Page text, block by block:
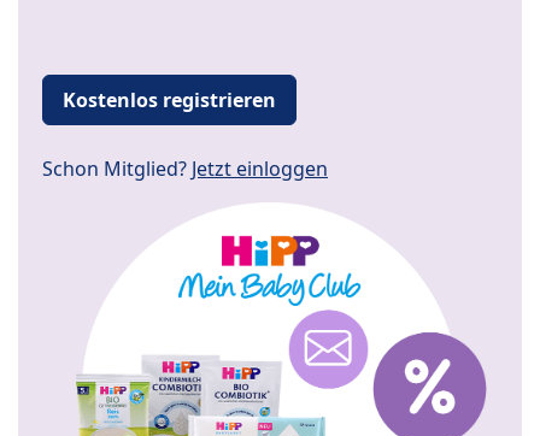
Kostenlos registrieren
Schon Mitglied? Jetzt einloggen